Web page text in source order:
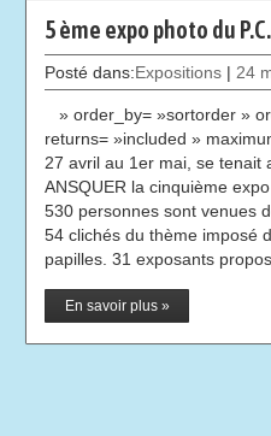
5 ème expo photo du
Posté dans:Expositions | 24
» order_by= »sortorder »
returns= »included »
27 avril au 1er mai, se tenait
ANSQUER la cinquième
530 personnes sont venues
54 clichés du thème imposé
papilles. 31 exposants
En savoir plus »